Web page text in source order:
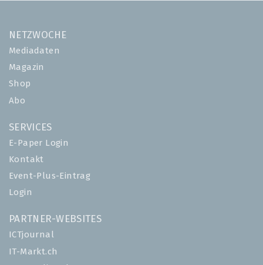
NETZWOCHE
Mediadaten
Magazin
Shop
Abo
SERVICES
E-Paper Login
Kontakt
Event-Plus-Eintrag
Login
PARTNER-WEBSITES
ICTjournal
IT-Markt.ch